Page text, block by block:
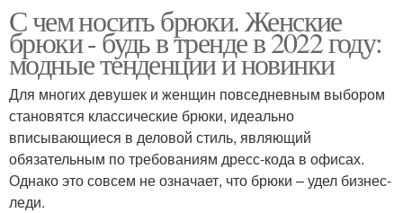
С чем носить брюки. Женские
брюки - будь в тренде в 2022 году:
модные тенденции и новинки
Для многих девушек и женщин повседневным выбором
становятся классические брюки, идеально
вписывающиеся в деловой стиль, являющий
обязательным по требованиям дресс-кода в офисах.
Однако это совсем не означает, что брюки – удел бизнес-
леди.